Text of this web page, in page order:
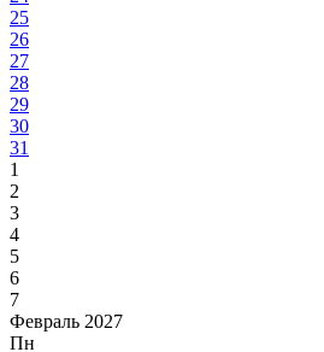
25
26
27
28
29
30
31
1
2
3
4
5
6
7
Февраль 2027
Пн